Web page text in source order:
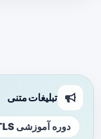
تبلیغات متنی
دوره آموزشی ATLS